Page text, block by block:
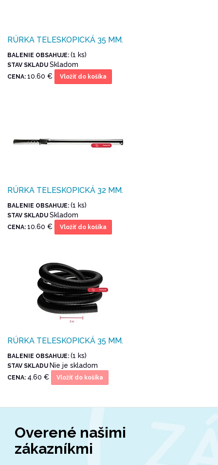
RÚRKA TELESKOPICKÁ 35 MM.
BALENIE OBSAHUJE: (1 ks)
STAV SKLADU Skladom
CENA: 10.60 € Vložiť do košíka
RÚRKA TELESKOPICKÁ 32 MM.
BALENIE OBSAHUJE: (1 ks)
STAV SKLADU Skladom
CENA: 10.60 € Vložiť do košíka
RÚRKA TELESKOPICKÁ 35 MM.
BALENIE OBSAHUJE: (1 ks)
STAV SKLADU Nie je skladom
CENA: 4.60 € Vložiť do košíka
Overené našimi
zákazníkmi